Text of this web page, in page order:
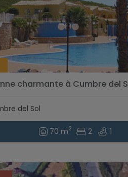
charmante à Cumbre del
del Sol
70 m2 2 1